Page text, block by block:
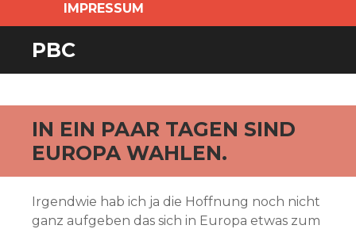
IMPRESSUM
PBC
IN EIN PAAR TAGEN SIND
EUROPA WAHLEN.
Irgendwie hab ich ja die Hoffnung noch nicht
ganz aufgeben das sich in Europa etwas zum